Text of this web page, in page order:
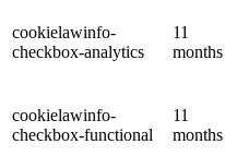
cookielawinfo-
checkbox-analytics
11
months
cookielawinfo-
checkbox-functional
11
months